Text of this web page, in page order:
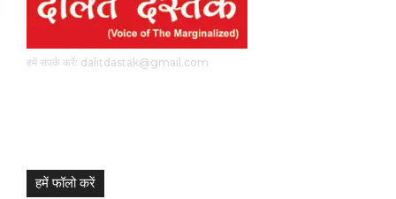
हमें संपर्क करें: dalitdastak@gmail.com
हमें फॉलो करें